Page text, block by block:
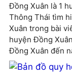
Đồng Xuân là 1
Thông Thái tìm
Xuân trong bài
huyện Đồng
Đồng Xuân đến